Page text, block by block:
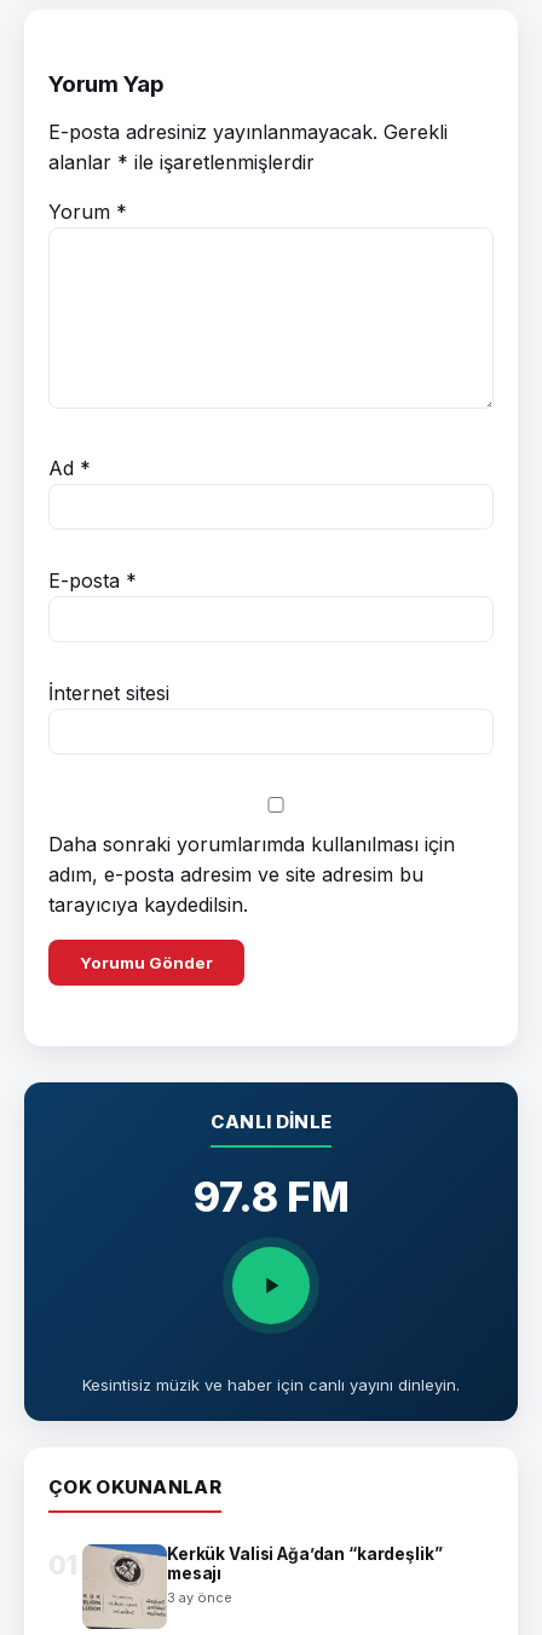
Yorum Yap
E-posta adresiniz yayınlanmayacak. Gerekli
alanlar * ile işaretlenmişlerdir
Yorum *
Ad *
E-posta *
İnternet sitesi
Daha sonraki yorumlarımda kullanılması için
adım, e-posta adresim ve site adresim bu
tarayıcıya kaydedilsin.
CANLI DINLE
97.8 FM
Kesintisiz müzik ve haber için canlı yayını dinleyin.
ÇOK OKUNANLAR
01
Kerkük Valisi Ağa’dan “kardeşlik”
mesajı
3 ay önce